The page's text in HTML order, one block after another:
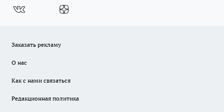
Заказать рекламу
О нас
Как с нами связаться
Редакционная политика